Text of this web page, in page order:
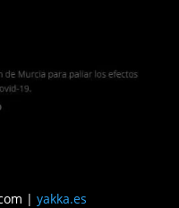
| yakka.es